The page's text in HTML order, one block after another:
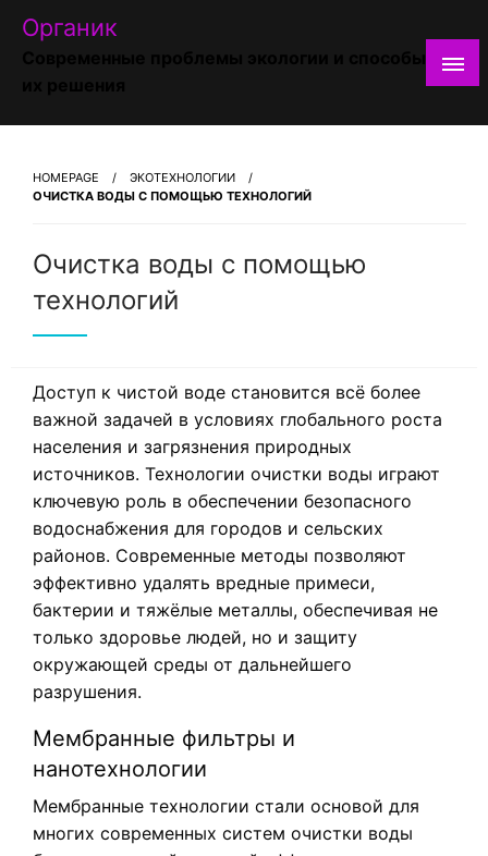
SkipОрганик
HOMEPAGE
ЭКОТЕХНОЛОГИИ
ОЧИСТКА ВОДЫ С ПОМОЩЬЮ ТЕХНОЛОГИЙ
Очистка воды с помощью
технологий
Доступ к чистой воде становится всё более
важной задачей в условиях глобального роста
населения и загрязнения природных
источников. Технологии очистки воды играют
ключевую роль в обеспечении безопасного
водоснабжения для городов и сельских
районов. Современные методы позволяют
эффективно удалять вредные примеси,
бактерии и тяжёлые металлы, обеспечивая не
только здоровье людей, но и защиту
окружающей среды от дальнейшего
разрушения.
Мембранные фильтры и
нанотехнологии
Мембранные технологии стали основой для
многих современных систем очистки воды